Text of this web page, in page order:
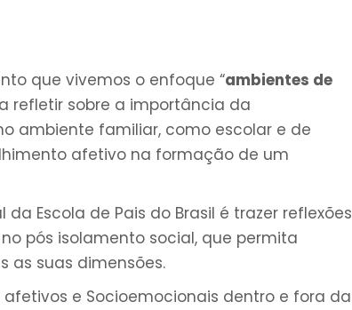
que vivemos o enfoque “ambientes de
refletir sobre a importância da
ambiente familiar, como escolar e de
afetivo na formação de um
Escola de Pais do Brasil é trazer reflexões
pós isolamento social, que permita
as suas dimensões.
e Socioemocionais dentro e fora da